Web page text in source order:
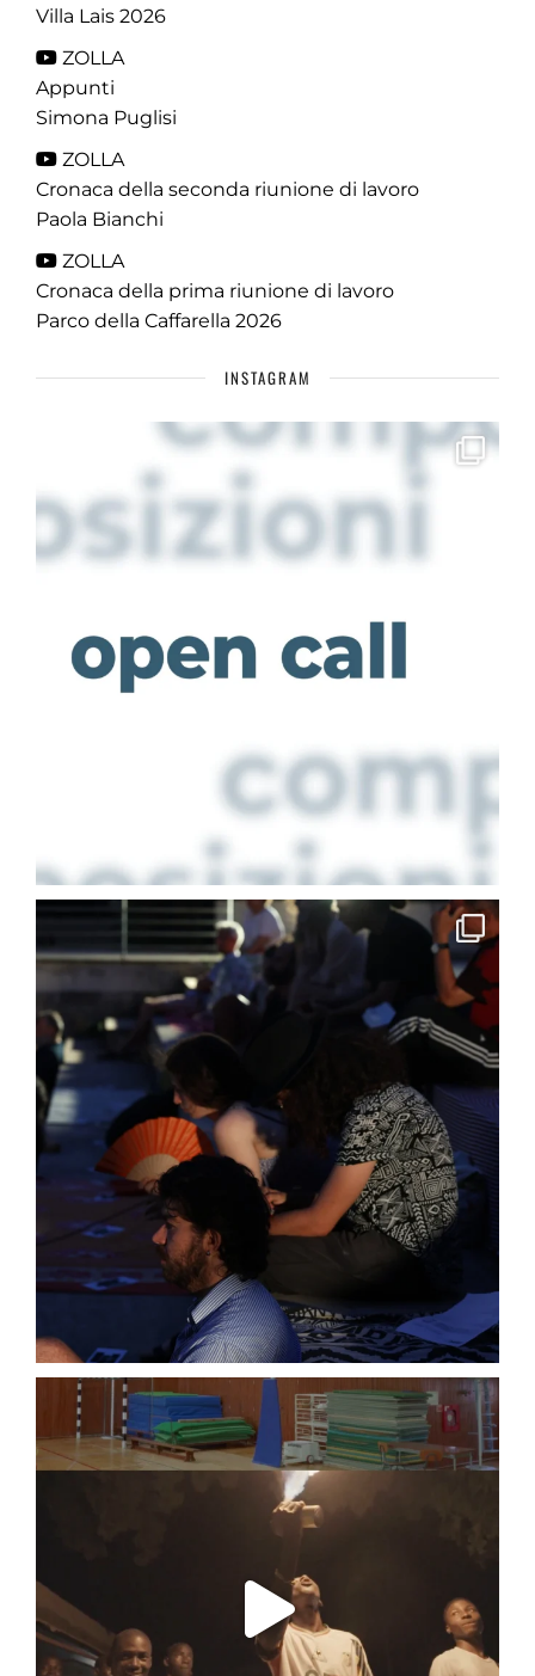
Villa Lais 2026
ZOLLA
Appunti
Simona Puglisi
ZOLLA
Cronaca della seconda riunione di lavoro
Paola Bianchi
ZOLLA
Cronaca della prima riunione di lavoro
Parco della Caffarella 2026
INSTAGRAM